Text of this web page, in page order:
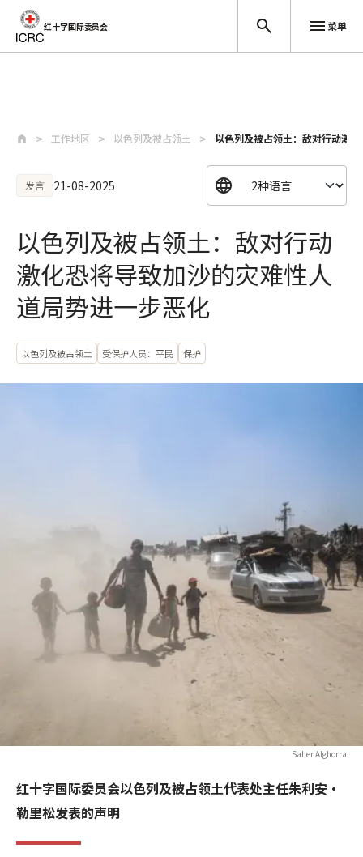
红十字国际委员会 菜单
工作地区 以色列及被占领土 以色列及被占领土：敌对行动激
发言 21-08-2025
以色列及被占领土：敌对行动
激化恐将导致加沙的灾难性人
道局势进一步恶化
以色列及被占领土 受保护人员：平民 保护
Saher Alghorra
红十字国际委员会以色列及被占领土代表处主任朱利安·
勒里松发表的声明